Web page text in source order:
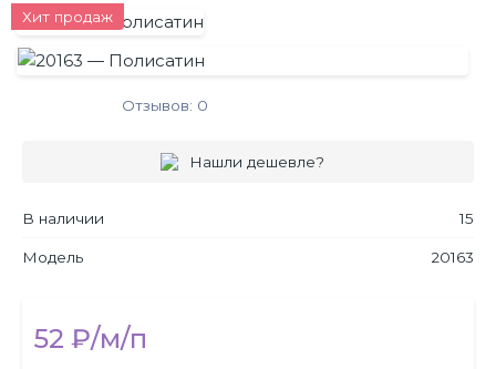
Хит продаж
Отзывов: 0
Нашли дешевле?
В наличии 15
Модель 20163
52 ₽/м/п